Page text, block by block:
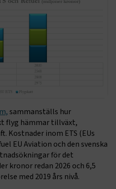
sammanställs hur
flyg hämmar tillväxt,
Kostnader inom ETS (EUs
EU Aviation och den svenska
för det
kronor redan 2026 och 6,5
med 2019 års nivå.